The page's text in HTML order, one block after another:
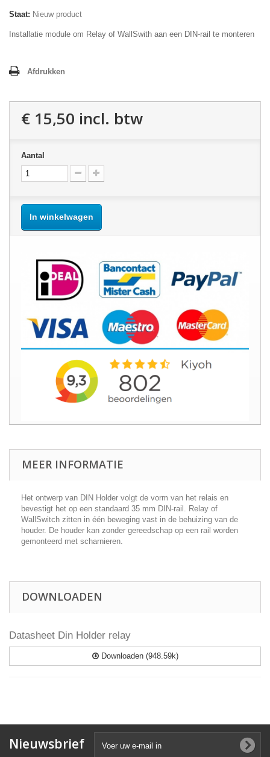
Staat: Nieuw product
Installatie module om Relay of WallSwith aan een DIN-rail te monteren
Afdrukken
€ 15,50 incl. btw
Aantal
In winkelwagen
MEER INFORMATIE
Het ontwerp van DIN Holder volgt de vorm van het relais en
bevestigt het op een standaard 35 mm DIN-rail. Relay of
WallSwitch zitten in één beweging vast in de behuizing van de
houder. De houder kan zonder gereedschap op een rail worden
gemonteerd met scharnieren.
DOWNLOADEN
Datasheet Din Holder relay
Downloaden (948.59k)
Nieuwsbrief